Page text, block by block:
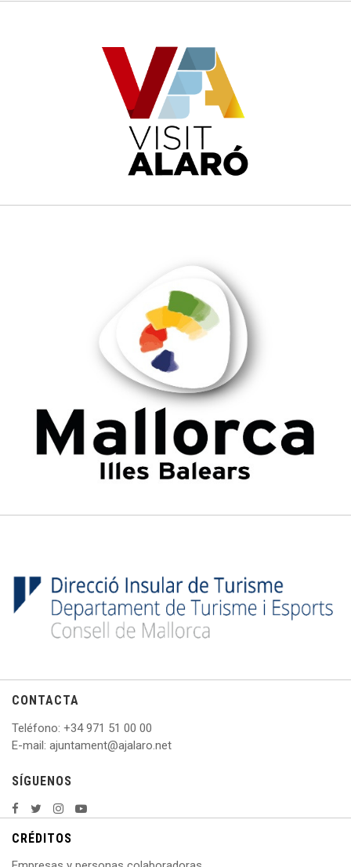
CONTACTA
Teléfono: +34 971 51 00 00
E-mail: ajuntament@ajalaro.net
SÍGUENOS
CRÉDITOS